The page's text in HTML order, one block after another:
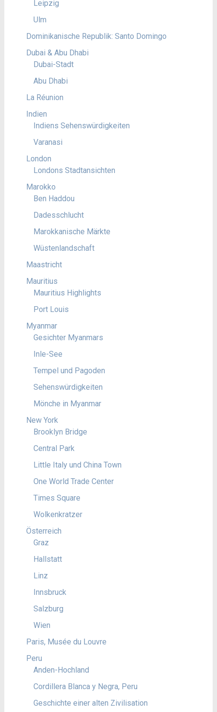
Leipzig
Ulm
Dominikanische Republik: Santo Domingo
Dubai & Abu Dhabi
Dubai-Stadt
Abu Dhabi
La Réunion
Indien
Indiens Sehenswürdigkeiten
Varanasi
London
Londons Stadtansichten
Marokko
Ben Haddou
Dadesschlucht
Marokkanische Märkte
Wüstenlandschaft
Maastricht
Mauritius
Mauritius Highlights
Port Louis
Myanmar
Gesichter Myanmars
Inle-See
Tempel und Pagoden
Sehenswürdigkeiten
Mönche in Myanmar
New York
Brooklyn Bridge
Central Park
Little Italy und China Town
One World Trade Center
Times Square
Wolkenkratzer
Österreich
Graz
Hallstatt
Linz
Innsbruck
Salzburg
Wien
Paris, Musée du Louvre
Peru
Anden-Hochland
Cordillera Blanca y Negra, Peru
Geschichte einer alten Zivilisation